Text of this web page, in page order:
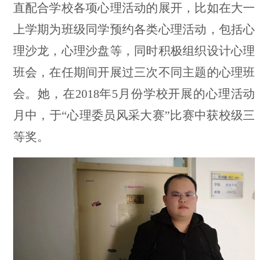
直配合学校各项心理活动的展开，比如在大一
上学期为班级同学预约各类心理活动，包括心
理沙龙，心理沙盘等，同时积极组织设计心理
班会，在任期间开展过三次不同主题的心理班
会。她，在2018年5月份学校开展的心理活动
月中，于“心理委员风采大赛”比赛中获校级三
等奖。